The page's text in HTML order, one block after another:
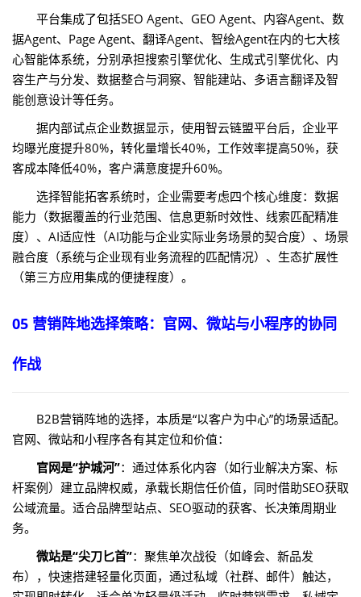
平台集成了包括SEO Agent、GEO Agent、内容Agent、数
据Agent、Page Agent、翻译Agent、智绘Agent在内的七大核
心智能体系统，分别承担搜索引擎优化、生成式引擎优化、内
容生产与分发、数据整合与洞察、智能建站、多语言翻译及智
能创意设计等任务。
据内部试点企业数据显示，使用智云链盟平台后，企业平
均曝光度提升80%，转化量增长40%，工作效率提高50%，获
客成本降低40%，客户满意度提升60%。
选择智能拓客系统时，企业需要考虑四个核心维度：数据
能力（数据覆盖的行业范围、信息更新时效性、线索匹配精准
度）、AI适应性（AI功能与企业实际业务场景的契合度）、场景
融合度（系统与企业现有业务流程的匹配情况）、生态扩展性
（第三方应用集成的便捷程度）。
05 营销阵地选择策略：官网、微站与小程序的协同
作战
B2B营销阵地的选择，本质是“以客户为中心”的场景适配。
官网、微站和小程序各有其定位和价值：
官网是“护城河”：通过体系化内容（如行业解决方案、标
杆案例）建立品牌权威，承载长期信任价值，同时借助SEO获取
公域流量。适合品牌型站点、SEO驱动的获客、长决策周期业
务。
微站是“尖刀匕首”：聚焦单次战役（如峰会、新品发
布），快速搭建轻量化页面，通过私域（社群、邮件）触达，